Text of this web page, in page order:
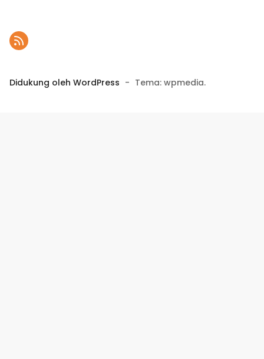
Didukung oleh WordPress - Tema: wpmedia.